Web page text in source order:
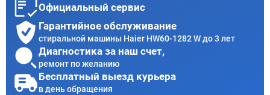
Официальный сервис
Гарантийное обслуживание
стиральной машины Haier HW60-1282 W до 3 лет
Диагностика за наш счет,
ремонт по желанию
Бесплатный выезд курьера
в день обращения